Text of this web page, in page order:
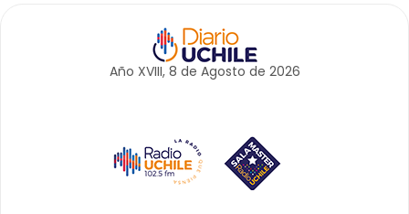
Año XVIII, 8 de Agosto de 2026